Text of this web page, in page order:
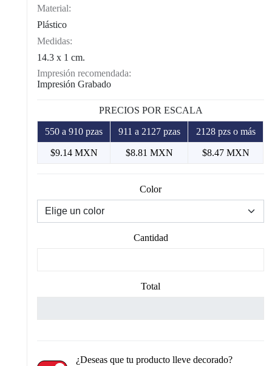
Material:
Plástico
Medidas:
14.3 x 1 cm.
Impresión recomendada:
Impresión Grabado
PRECIOS POR ESCALA
550 a 910 pzas 911 a 2127 pzas 2128 pzs o más
$9.14 MXN $8.81 MXN $8.47 MXN
Color
Cantidad
Total
¿Deseas que tu producto lleve decorado?